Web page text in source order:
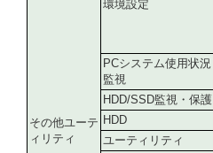
その他ユーテ
ィリティ
環境設定
PCシステム使用状況
監視
HDD/SSD監視・保護
HDD
ユーティリティ